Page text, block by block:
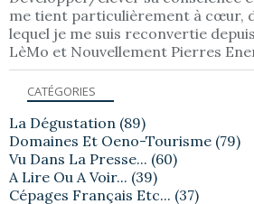
me tient particulièrement à cœur,
lequel je me suis reconvertie
LèMo et Nouvellement Pierres
CATÉGORIES
La Dégustation (89)
Domaines Et Oeno-Tourisme (79)
Vu Dans La Presse... (60)
A Lire Ou A Voir... (39)
Cépages Français Etc... (37)